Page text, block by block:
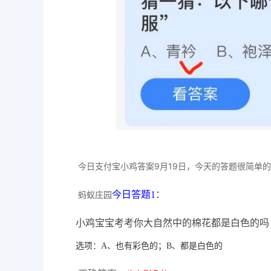
今日支付宝小鸡答案9月19日，今天的答题很简单
蚂蚁庄园今日答题1 ：
小鸡宝宝考考你大自然中的棉花都是白色的吗
选项：A、也有彩色的；B、都是白色的